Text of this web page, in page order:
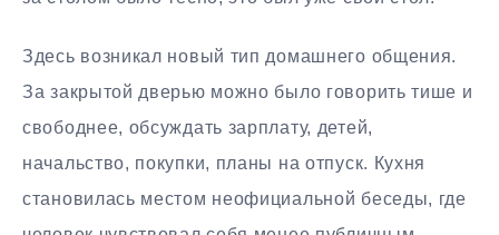
Здесь возникал новый тип домашнего общения.
За закрытой дверью можно было говорить тише и
свободнее, обсуждать зарплату, детей,
начальство, покупки, планы на отпуск. Кухня
становилась местом неофициальной беседы, где